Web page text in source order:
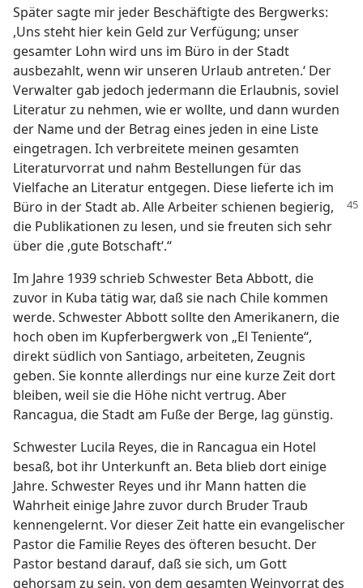
Später sagte mir jeder Beschäftigte des Bergwerks:
,Uns steht hier kein Geld zur Verfügung; unser
gesamter Lohn wird uns im Büro in der Stadt
ausbezahlt, wenn wir unseren Urlaub antreten.‘ Der
Verwalter gab jedoch jedermann die Erlaubnis, soviel
Literatur zu nehmen, wie er wollte, und dann wurden
der Name und der Betrag eines jeden in eine Liste
eingetragen. Ich verbreitete meinen gesamten
Literaturvorrat und nahm Bestellungen für das
Vielfache an Literatur entgegen. Diese lieferte ich im
Büro in der Stadt ab. Alle Arbeiter schienen begierig,
die Publikationen zu lesen, und sie freuten sich sehr
über die ,gute Botschaft‘.“
Im Jahre 1939 schrieb Schwester Beta Abbott, die
zuvor in Kuba tätig war, daß sie nach Chile kommen
werde. Schwester Abbott sollte den Amerikanern, die
hoch oben im Kupferbergwerk von „El Teniente“,
direkt südlich von Santiago, arbeiteten, Zeugnis
geben. Sie konnte allerdings nur eine kurze Zeit dort
bleiben, weil sie die Höhe nicht vertrug. Aber
Rancagua, die Stadt am Fuße der Berge, lag günstig.
Schwester Lucila Reyes, die in Rancagua ein Hotel
besaß, bot ihr Unterkunft an. Beta blieb dort einige
Jahre. Schwester Reyes und ihr Mann hatten die
Wahrheit einige Jahre zuvor durch Bruder Traub
kennengelernt. Vor dieser Zeit hatte ein evangelischer
Pastor die Familie Reyes des öfteren besucht. Der
Pastor bestand darauf, daß sie sich, um Gott
gehorsam zu sein, von dem gesamten Weinvorrat des